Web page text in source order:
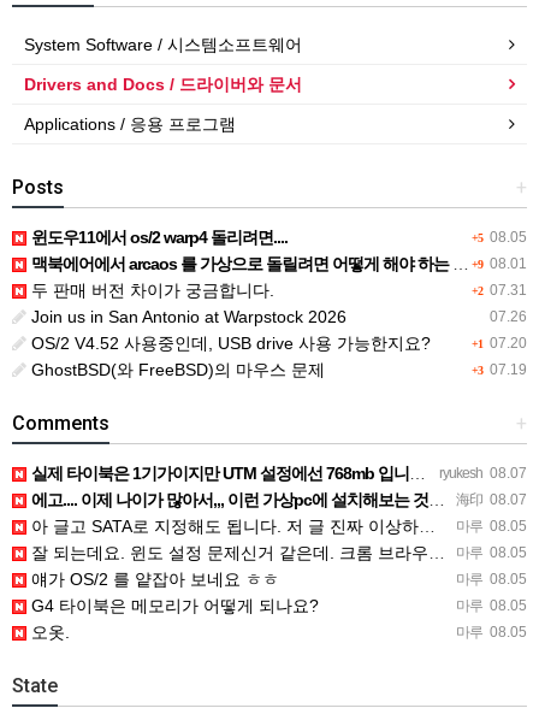
System Software / 시스템소프트웨어
Drivers and Docs / 드라이버와 문서
Applications / 응용 프로그램
+
Posts
+5 08.05
윈도우11에서 os/2 warp4 돌리려면....
+9 08.01
맥북에어에서 arcaos 를 가상으로 돌릴려면 어떻게 해야 하는 지요?
+2 07.31
두 판매 버전 차이가 궁금합니다.
07.26
Join us in San Antonio at Warpstock 2026
+1 07.20
OS/2 V4.52 사용중인데, USB drive 사용 가능한지요?
+3 07.19
GhostBSD(와 FreeBSD)의 마우스 문제
+
Comments
ryukesh 08.07
실제 타이북은 1기가이지만 UTM 설정에선 768mb 입니다. 1기가나 그 보다 넘게 설정하면 UTM 에뮬레…
海印 08.07
에고.... 이제 나이가 많아서,,, 이런 가상pc에 설치해보는 것도 귀찮군요.. ㅎㅎ 날씨도 덥고.....…
마루 08.05
아 글고 SATA로 지정해도 됩니다. 저 글 진짜 이상하네요. 옛날꺼 퍼와서 그런거 같은데요.
마루 08.05
잘 되는데요. 윈도 설정 문제신거 같은데. 크롬 브라우저나 파폭으로 해 보세요
마루 08.05
얘가 OS/2 를 얕잡아 보네요 ㅎㅎ
마루 08.05
G4 타이북은 메모리가 어떻게 되나요?
마루 08.05
오옷.
State